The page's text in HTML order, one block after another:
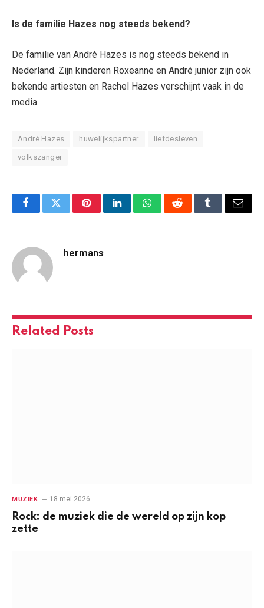
Is de familie Hazes nog steeds bekend?
De familie van André Hazes is nog steeds bekend in
Nederland. Zijn kinderen Roxeanne en André junior zijn ook
bekende artiesten en Rachel Hazes verschijnt vaak in de
media.
André Hazes huwelijkspartner liefdesleven
volkszanger
FacebookTwitterPinterestLinkedInWhatsAppRedditTumblrEmail
hermans
Related Posts
MUZIEK 18 mei 2026
Rock: de muziek die de wereld op zijn kop
zette